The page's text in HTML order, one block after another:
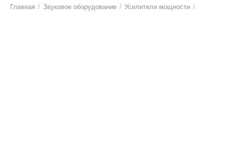
Главная / Звуковое оборудование / Усилители мощности /